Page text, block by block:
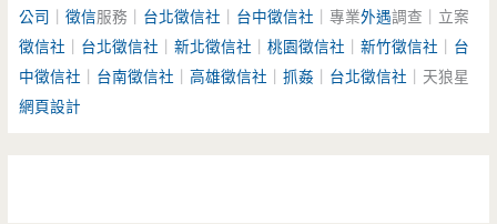
公司 ｜徵信服務｜ 台北徵信社 台中徵信社 ｜專業外遇調查｜立案
徵信社
台北徵信社 ｜新北徵信社 ｜桃園徵信社 ｜新竹徵信社
台
中徵信社
台南徵信社 ｜高雄徵信社 ｜抓姦 台北徵信社 ｜天狼星
網頁設計